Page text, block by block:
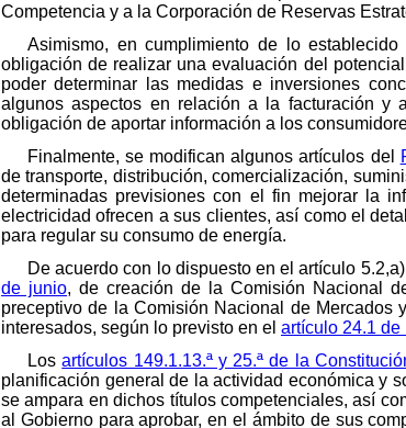
Competencia y a la Corporación de Reservas
Asimismo, en cumplimiento de lo
obligación de realizar una evaluación del
poder determinar las medidas e inversiones
algunos aspectos en relación a la facturación
obligación de aportar información a los
Finalmente, se modifican algunos artículos del
de transporte, distribución, comercialización,
determinadas previsiones con el fin mejorar la
electricidad ofrecen a sus clientes, así como el
para regular su consumo de energía.
De acuerdo con lo dispuesto en el artículo
de junio, de creación de la Comisión Nacional
preceptivo de la Comisión Nacional de Mercados
interesados, según lo previsto en el artículo 24.1 de
Losartículos 149.1.13.ª y 25.ª de la
planificación general de la actividad económica y
se ampara en dichos títulos competenciales, así
al Gobierno para aprobar, en el ámbito de sus